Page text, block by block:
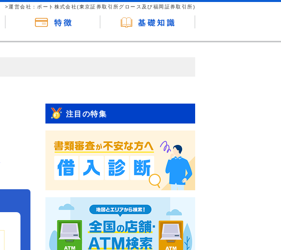
>運営会社：ポート株式会社(東京証券取引所グロース及び福岡証券取引所)
注目の特集